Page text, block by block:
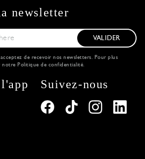
newsletter
VALIDER
de recevoir nos newsletters. Pour plus
notre Politique de confidentialité.
Suivez-nous